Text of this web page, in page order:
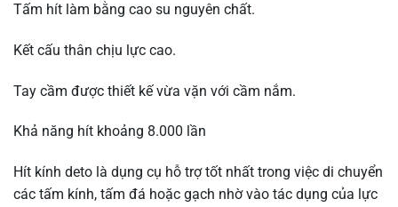
Tấm hít làm bằng cao su nguyên chất.
Kết cấu thân chịu lực cao.
Tay cầm được thiết kế vừa vặn với cầm nắm.
Khả năng hít khoảng 8.000 lần
Hít kính deto là dụng cụ hỗ trợ tốt nhất trong việc di chuyển
các tấm kính, tấm đá hoặc gạch nhờ vào tác dụng của lực